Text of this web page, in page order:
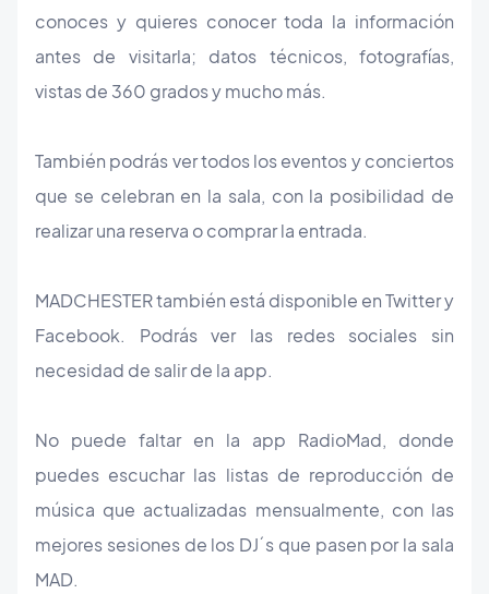
conoces y quieres conocer toda la información
antes de visitarla; datos técnicos, fotografías,
vistas de 360 grados y mucho más.
También podrás ver todos los eventos y conciertos
que se celebran en la sala, con la posibilidad de
realizar una reserva o comprar la entrada.
MADCHESTER también está disponible en Twitter y
Facebook. Podrás ver las redes sociales sin
necesidad de salir de la app.
No puede faltar en la app RadioMad, donde
puedes escuchar las listas de reproducción de
música que actualizadas mensualmente, con las
mejores sesiones de los DJ´s que pasen por la sala
MAD.